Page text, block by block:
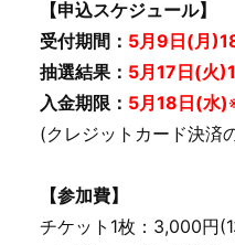
【申込スケジュール】
受付期間： 5月9日(月
抽選結果： 5月17日(火
入金期限： 5月18日(水)
(クレジットカード決済
【参加費】
チケット1枚：3,000円